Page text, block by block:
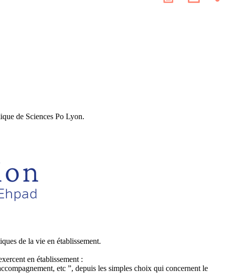
de Sciences Po Lyon.
de la vie en établissement.
en établissement :
etc ”, depuis les simples choix qui concernent le